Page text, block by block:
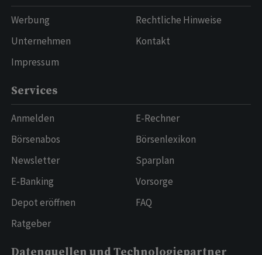
Werbung
Unternehmen
Impressum
Rechtliche Hinweise
Kontakt
Services
Anmelden
Börsenabos
Newsletter
E-Banking
Depot eröffnen
Ratgeber
E-Rechner
Börsenlexikon
Sparplan
Vorsorge
FAQ